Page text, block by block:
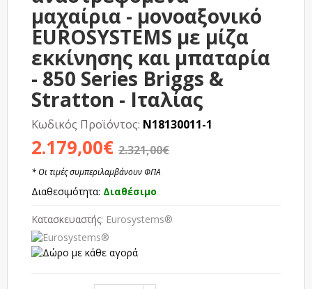
μαχαίρια - μονοαξονικό
EUROSYSTEMS με μίζα
εκκίνησης και μπαταρία
- 850 Series Briggs &
Stratton - Ιταλίας
Κωδικός Προϊόντος: N18130011-1
2.179,00€ 2.321,00€
* Οι τιμές συμπεριλαμβάνουν ΦΠΑ
Διαθεσιμότητα: Διαθέσιμο
Κατασκευαστής: Eurosystems®